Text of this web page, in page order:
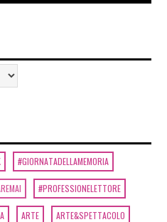
#GIORNATADELLAMEMORIA
#PROFESSIONELETTORE
ARTE ARTE&SPETTACOLO